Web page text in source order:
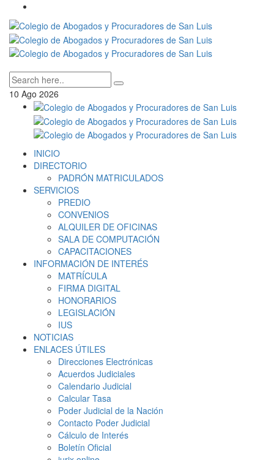
10 Ago 2026
INICIO
DIRECTORIO
PADRÓN MATRICULADOS
SERVICIOS
PREDIO
CONVENIOS
ALQUILER DE OFICINAS
SALA DE COMPUTACIÓN
CAPACITACIONES
INFORMACIÓN DE INTERÉS
MATRÍCULA
FIRMA DIGITAL
HONORARIOS
LEGISLACIÓN
IUS
NOTICIAS
ENLACES ÚTILES
Direcciones Electrónicas
Acuerdos Judiciales
Calendario Judicial
Calcular Tasa
Poder Judicial de la Nación
Contacto Poder Judicial
Cálculo de Interés
Boletín Oficial